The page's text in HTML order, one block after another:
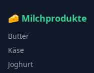
🧀 Milchprodukte
Butter
Käse
Joghurt